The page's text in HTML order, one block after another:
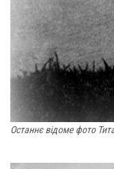
Останнє відоме фото